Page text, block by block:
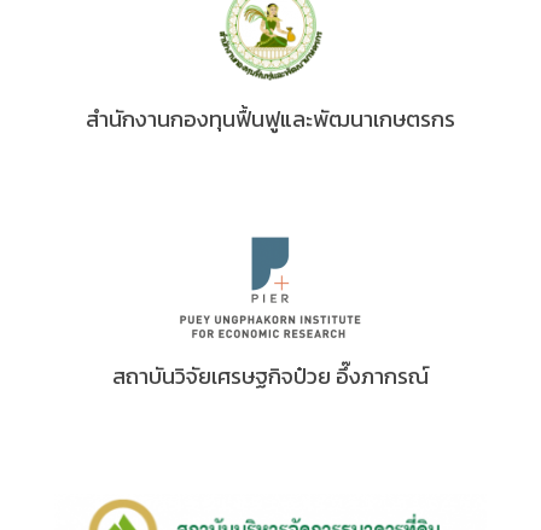
สำนักงานกองทุนฟื้นฟูและพัฒนาเกษตรกร
สถาบันวิจัยเศรษฐกิจป๋วย อึ๊งภากรณ์